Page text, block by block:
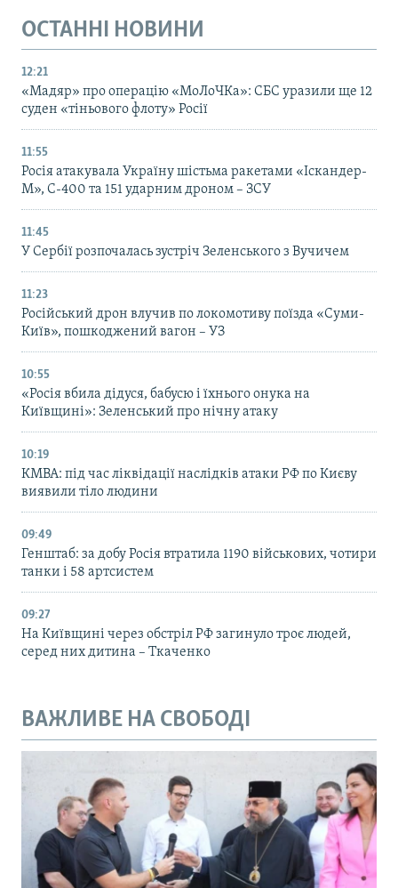
ОСТАННІ НОВИНИ
12:21
«Мадяр» про операцію «МоЛоЧКа»: СБС уразили ще 12
суден «тіньового флоту» Росії
11:55
Росія атакувала Україну шістьма ракетами «Іскандер-
М», С-400 та 151 ударним дроном – ЗСУ
11:45
У Сербії розпочалась зустріч Зеленського з Вучичем
11:23
Російський дрон влучив по локомотиву поїзда «Суми-
Київ», пошкоджений вагон – УЗ
10:55
«Росія вбила дідуся, бабусю і їхнього онука на
Київщині»: Зеленський про нічну атаку
10:19
КМВА: під час ліквідації наслідків атаки РФ по Києву
виявили тіло людини
09:49
Генштаб: за добу Росія втратила 1190 військових, чотири
танки і 58 артсистем
09:27
На Київщині через обстріл РФ загинуло троє людей,
серед них дитина – Ткаченко
ВАЖЛИВЕ НА СВОБОДІ